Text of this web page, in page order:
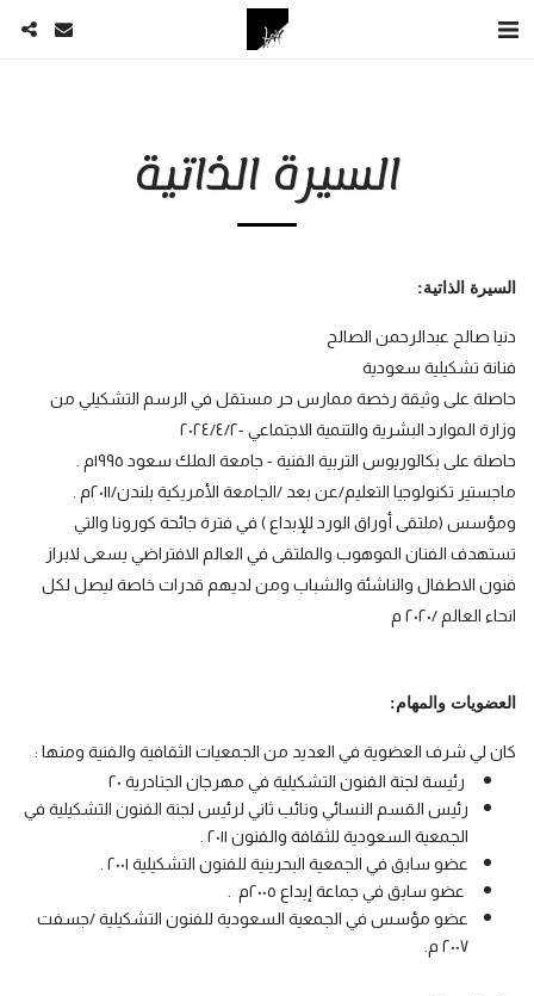
السيرة الذاتية
السيرة الذاتية:
دنيا صالح عبدالرحمن الصالح
فنانة تشكيلية سعودية
وزارة الموارد البشرية والتنمية الاجتماعي -٢٠٢٤/٤/٢
حاصلة على بكالوريوس التربية الفنية - جامعة الملك سعود ١٩٩٥م .
ماجستير تكنولوجيا التعليم/عن بعد /الجامعة الأمريكية بلندن/٢٠١١م .
انحاء العالم /٢٠٢٠ م
العضويات والمهام:
كان لي شرف العضوية في العديد من الجمعيات الثقافية والفنية ومنها :
رئيسة لجنة الفنون التشكيلية في مهرجان الجنادرية ٢٠
رئيس القسم النسائي ونائب ثاني لرئيس لجنة الفنون التشكيلية في
الجمعية السعودية للثقافة والفنون ٢٠١١ .
عضو سابق في الجمعية البحرينية للفنون التشكيلية ٢٠٠١ .
عضو سابق في جماعة إبداع ٢٠٠٥م .
عضو مؤسس في الجمعية السعودية للفنون التشكيلية /جسفت
٢٠٠٧ م.